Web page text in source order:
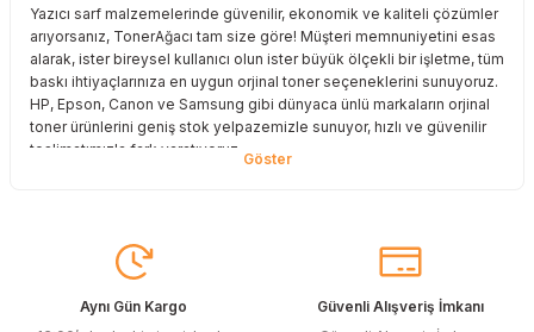
Yazıcı sarf malzemelerinde güvenilir, ekonomik ve kaliteli çözümler
arıyorsanız, TonerAğacı tam size göre! Müşteri memnuniyetini esas
alarak, ister bireysel kullanıcı olun ister büyük ölçekli bir işletme, tüm
baskı ihtiyaçlarınıza en uygun orjinal toner seçeneklerini sunuyoruz.
HP, Epson, Canon ve Samsung gibi dünyaca ünlü markaların orjinal
toner ürünlerini geniş stok yelpazemizle sunuyor, hızlı ve güvenilir
teslimatımızla fark yaratıyoruz.
istiyorsunuz? O halde muadil toner çözümlerimize göz atmalısınız!
Muadil toner ürünlerimiz, orijinal kalitesine en yakın performansı
sunacak şekilde test edilmiştir. Böylece, baskı kalitenizden ödün
vermeden bütçenizi koruyabilirsiniz. Özellikle büyük hacimli
Aynı Gün Kargo
Güvenli Alışveriş İmkanı